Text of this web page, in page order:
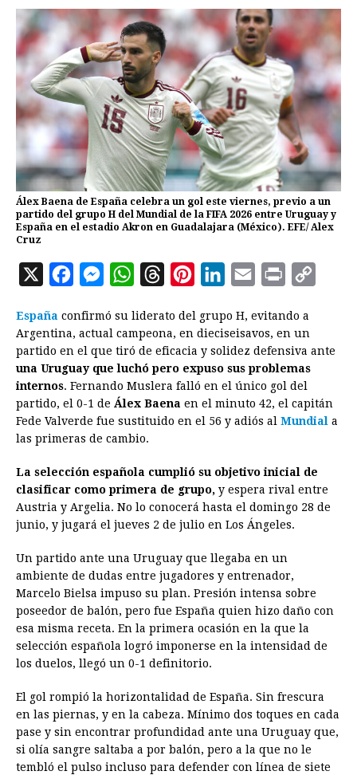
Álex Baena de España celebra un gol este viernes, previo a un
partido del grupo H del Mundial de la FIFA 2026 entre Uruguay y
España en el estadio Akron en Guadalajara (México). EFE/ Alex
Cruz
X
c
e
b
o
o
k
M
s
s
e
n
g
e
W
a
t
s
A
p
p
r
e
a
d
s
n
t
e
r
e
n
k
e
d
I
a
i
l
i
n
t
y
n
España confirmó su liderato del grupo H, evitando a
Argentina, actual campeona, en dieciseisavos, en un
partido en el que tiró de eficacia y solidez defensiva ante
una Uruguay que luchó pero expuso sus problemas
internos. Fernando Muslera falló en el único gol del
partido, el 0-1 de Álex Baena en el minuto 42, el capitán
Fede Valverde fue sustituido en el 56 y adiós al Mundial a
las primeras de cambio.
La selección española cumplió su objetivo inicial de
clasificar como primera de grupo, y espera rival entre
Austria y Argelia. No lo conocerá hasta el domingo 28 de
junio, y jugará el jueves 2 de julio en Los Ángeles.
Un partido ante una Uruguay que llegaba en un
ambiente de dudas entre jugadores y entrenador,
Marcelo Bielsa impuso su plan. Presión intensa sobre
poseedor de balón, pero fue España quien hizo daño con
esa misma receta. En la primera ocasión en la que la
selección española logró imponerse en la intensidad de
los duelos, llegó un 0-1 definitorio.
El gol rompió la horizontalidad de España. Sin frescura
en las piernas, y en la cabeza. Mínimo dos toques en cada
pase y sin encontrar profundidad ante una Uruguay que,
si olía sangre saltaba a por balón, pero a la que no le
tembló el pulso incluso para defender con línea de siete